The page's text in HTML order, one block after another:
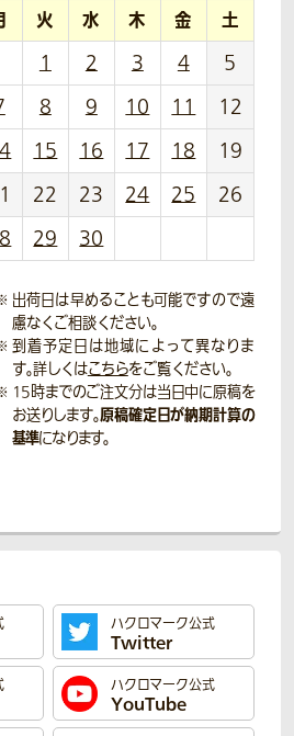
火 水 木 金 土
1 2 3 4
5
8 9 10 11
12
15 16 17 18
19
22 23 24 25
26
29 30
出荷日は早めることも可能ですので遠
慮なくご相談ください。
到着予定日は地域によって異なりま
す。詳しくはこちらをご覧ください。
15時までのご注文分は当日中に原稿を
お送りします。原稿確定日が納期計算の
基準になります。
ハクロマーク公式
Twitter
ハクロマーク公式
YouTube